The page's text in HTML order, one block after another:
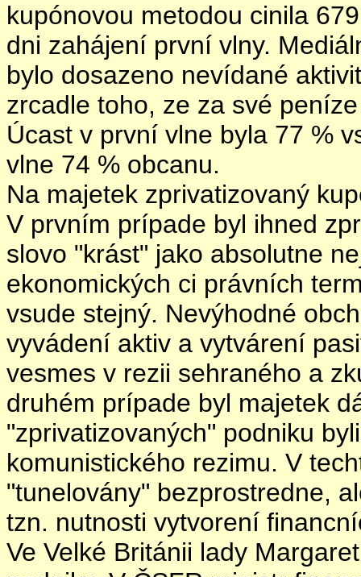
kupónovou metodou cinila
dni zahájení první vlny.
bylo dosazeno nevídané
zrcadle toho, ze za své
Úcast v první vlne byla 77 %
vlne 74 % obcanu.
Na majetek zprivatizovaný
V prvním prípade byl ihned
slovo "krást" jako absolutne
ekonomických ci právních
vsude stejný. Nevýhodné
vyvádení aktiv a vytvárení
vesmes v rezii sehraného a
druhém prípade byl majetek
"zprivatizovaných" podniku
komunistického rezimu. V
"tunelovány" bezprostredne,
tzn. nutnosti vytvorení
Ve Velké Británii lady